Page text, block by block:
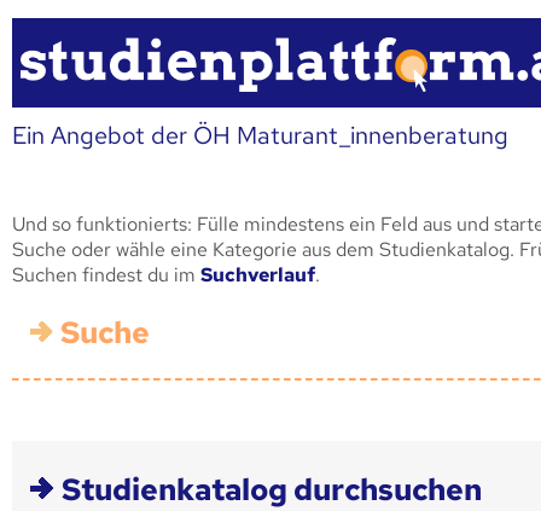
Ein Angebot der ÖH Maturant_innenberatung
Und so funktionierts: Fülle mindestens ein Feld aus und
Suche oder wähle eine Kategorie aus dem Studienkatalog.
Suchen findest du im Suchverlauf.
Suche
Studienkatalog durchsuchen